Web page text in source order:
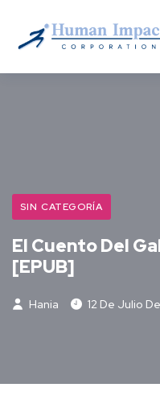
SIN CATEGORÍA
El Cuento Del
[EPUB]
Hania 12 De Julio